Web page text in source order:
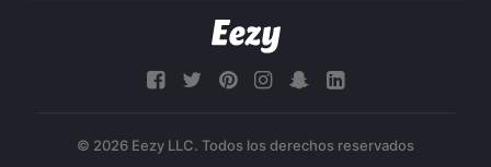
© 2026 Eezy LLC. Todos los derechos reservados